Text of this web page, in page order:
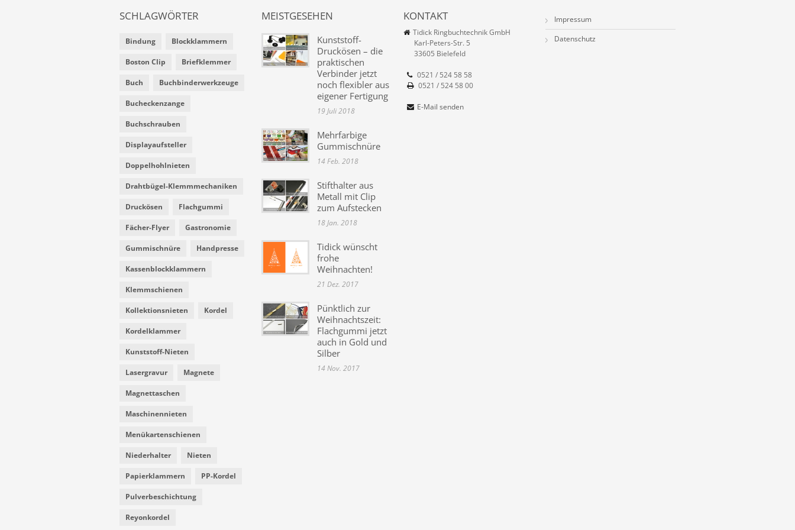
SCHLAGWÖRTER
Bindung Blockklammern
Boston Clip Briefklemmer
Buch Buchbinderwerkzeuge
Bucheckenzange
Buchschrauben
Displayaufsteller
Doppelhohlnieten
Drahtbügel-Klemmmechaniken
Druckösen Flachgummi
Fächer-Flyer Gastronomie
Gummischnüre Handpresse
Kassenblockklammern
Klemmschienen
Kollektionsnieten Kordel
Kordelklammer
Kunststoff-Nieten
Lasergravur Magnete
Magnettaschen
Maschinennieten
Menükartenschienen
Niederhalter Nieten
Papierklammern PP-Kordel
Pulverbeschichtung
Reyonkordel
MEISTGESEHEN
Kunststoff-
Druckösen – die
praktischen
Verbinder jetzt
noch flexibler aus
eigener Fertigung
19 Juli 2018
Mehrfarbige
Gummischnüre
14 Feb. 2018
Stifthalter aus
Metall mit Clip
zum Aufstecken
18 Jan. 2018
Tidick wünscht
frohe
Weihnachten!
21 Dez. 2017
Pünktlich zur
Weihnachtszeit:
Flachgummi jetzt
auch in Gold und
Silber
14 Nov. 2017
KONTAKT
Tidick Ringbuchtechnik GmbH
Karl-Peters-Str. 5
33605 Bielefeld
0521 / 524 58 58
0521 / 524 58 00
E-Mail senden
Impressum
Datenschutz